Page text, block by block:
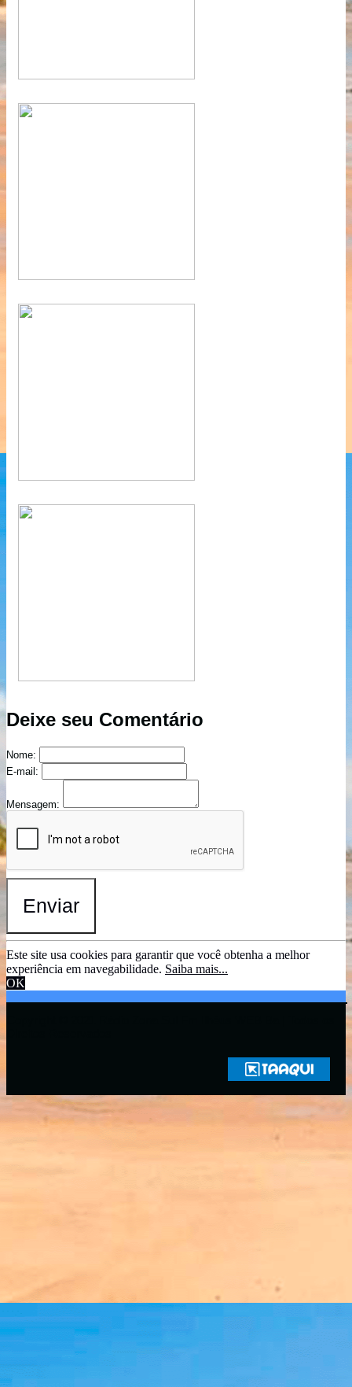
Deixe seu Comentário
Nome:
E-mail:
Mensagem:
Enviar
Este site usa cookies para garantir que você obtenha a melhor
experiência em navegabilidade. Saiba mais...
OK